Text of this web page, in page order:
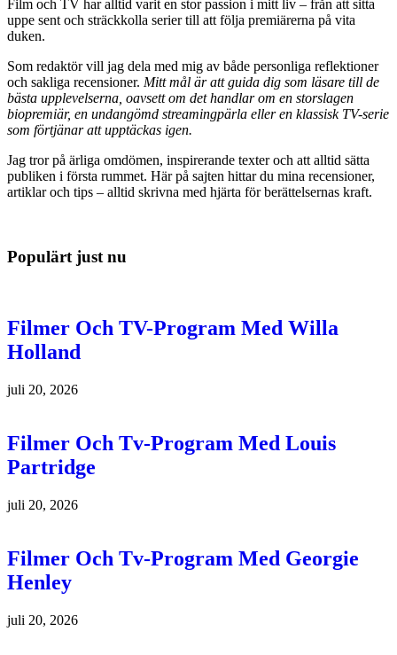
Film och TV har alltid varit en stor passion i mitt liv – från att sitta
uppe sent och sträckkolla serier till att följa premiärerna på vita
duken.
Som redaktör vill jag dela med mig av både personliga reflektioner
och sakliga recensioner. Mitt mål är att guida dig som läsare till de
bästa upplevelserna, oavsett om det handlar om en storslagen
biopremiär, en undangömd streamingpärla eller en klassisk TV-serie
som förtjänar att upptäckas igen.
Jag tror på ärliga omdömen, inspirerande texter och att alltid sätta
publiken i första rummet. Här på sajten hittar du mina recensioner,
artiklar och tips – alltid skrivna med hjärta för berättelsernas kraft.
Populärt just nu
Filmer Och TV-Program Med Willa
Holland
juli 20, 2026
Filmer Och Tv-Program Med Louis
Partridge
juli 20, 2026
Filmer Och Tv-Program Med Georgie
Henley
juli 20, 2026